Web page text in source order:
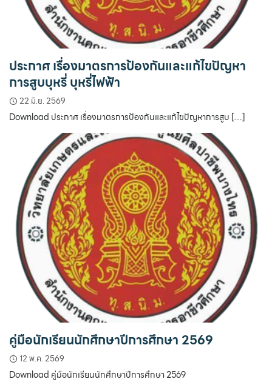
ประกาศ เรื่องมาตรการป้องกันและแก้ไขปัญหา
การสูบบุหรี่ บุหรี่ไฟฟ้า
22 มิ.ย. 2569
Download ประกาศ เรื่องมาตรการป้องกันและแก้ไขปัญหาการสูบ […]
คู่มือนักเรียนนักศึกษาปีการศึกษา 2569
12 พ.ค. 2569
Download คู่มือนักเรียนนักศึกษาปีการศึกษา 2569